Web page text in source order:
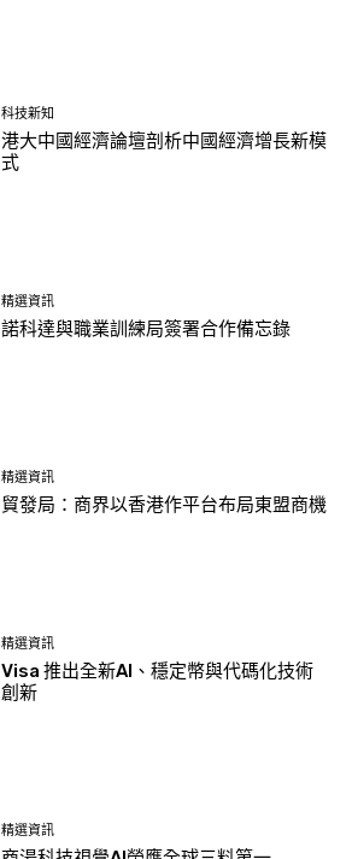
科技新知
港大中國經濟論壇剖析中國經濟增長新模
式
精選資訊
諾科達與職業訓練局簽署合作備忘錄
精選資訊
貿發局：商界以香港作平台布局東盟商機
精選資訊
Visa 推出全新AI、穩定幣與代碼化技術
創新
精選資訊